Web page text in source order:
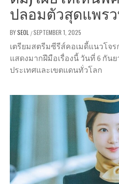
ปลอมตัวสุดแพร
BYSEOL /SEPTEMBER 1, 2025
เตรียมสตรีมซีรีส์คอเมดี้แนวโจ
แสดงมากฝีมือเรื่องนี้ วันที่ 6 กันย
ประเทศและเขตแดนทั่วโลก